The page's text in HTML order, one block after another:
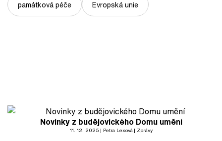
památková péče Evropská unie
Novinky z budějovického Domu umění
11. 12. 2025 Petra Lexová Zprávy